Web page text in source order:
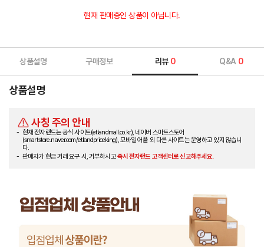
현재 판매중인 상품이 아닙니다.
상품설명 구매정보 리뷰 0 Q&A 0
상품설명
사칭 주의 안내
현재 전자랜드는 공식 사이트(etlandmall.co.kr), 네이버 스마트스토어
(smartstore.naver.com/etlandpriceking), 모바일 어플 외 다른 사이트는 운영하고 있지 않습니
다.
판매자가 현금 거래 요구 시, 거부하시고즉시 전자랜드 고객센터로 신고해주세요.